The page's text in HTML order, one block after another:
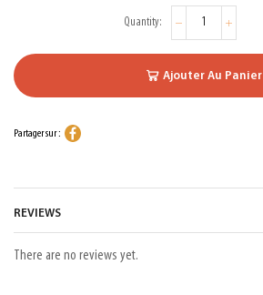
Ajouter Au Panier
Partager sur :
REVIEWS
There are no reviews yet.